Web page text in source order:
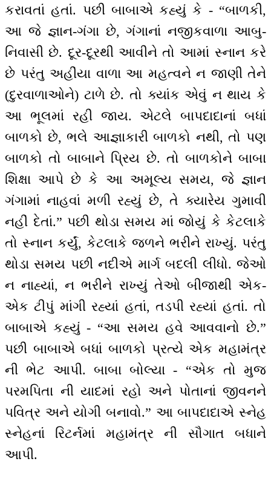
કરાવતાં હતાં. પછી બાબાએ કહ્યું કે - “બાળકી,
આ જે જ્ઞાન-ગંગા છે, ગંગાનાં નજીકવાળા આબુ-
નિવાસી છે. દૂર-દૂરથી આવીને તો આમાં સ્નાન કરે
છે પરંતુ અહીંયા વાળા આ મહત્વને ન જાણી તેને
(દુરવાળાઓને) ટાળે છે. તો ક્યાંક એવું ન થાય કે
આ ભૂલમાં રહી જાય. એટલે બાપદાદાનાં બધાં
બાળકો છે, ભલે આજ્ઞાકારી બાળકો નથી, તો પણ
બાળકો તો બાબાને પ્રિય છે. તો બાળકોને બાબા
શિક્ષા આપે છે કે આ અમૂલ્ય સમય, જે જ્ઞાન
ગંગામાં નાહવાં મળી રહ્યું છે, તે ક્યારેય ગુમાવી
નહીં દેતાં.” પછી થોડા સમય માં જોયું કે કેટલાકે
તો સ્નાન કર્યું, કેટલાકે જળને ભરીને રાખ્યું. પરંતુ
થોડા સમય પછી નદીએ માર્ગ બદલી લીધો. જેઓ
ન નાહ્યાં, ન ભરીને રાખ્યું તેઓ બીજાથી એક-
એક ટીપું માંગી રહ્યાં હતાં, તડપી રહ્યાં હતાં. તો
બાબાએ કહ્યું - “આ સમય હવે આવવાનો છે.”
પછી બાબાએ બધાં બાળકો પ્રત્યે એક મહામંત્ર
ની ભેટ આપી. બાબા બોલ્યા - “એક તો મુજ
પરમપિતા ની યાદમાં રહો અને પોતાનાં જીવનને
પવિત્ર અને યોગી બનાવો.” આ બાપદાદાએ સ્નેહ
સ્નેહનાં રિટર્નમાં મહામંત્ર ની સૌગાત બધાને
આપી.